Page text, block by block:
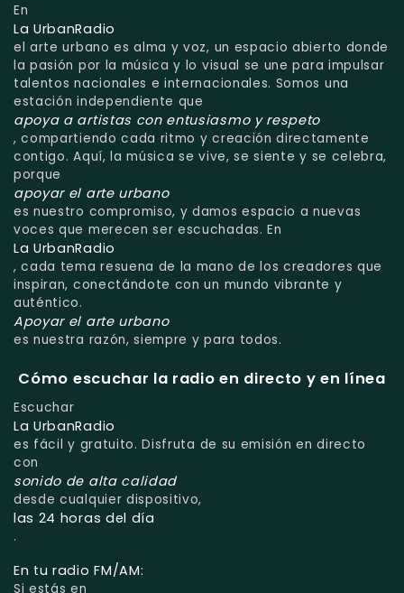
En
La UrbanRadio
el arte urbano es alma y voz, un espacio abierto donde
la pasión por la música y lo visual se une para impulsar
talentos nacionales e internacionales. Somos una
estación independiente que
apoya a artistas con entusiasmo y respeto
, compartiendo cada ritmo y creación directamente
contigo. Aquí, la música se vive, se siente y se celebra,
porque
apoyar el arte urbano
es nuestro compromiso, y damos espacio a nuevas
voces que merecen ser escuchadas. En
La UrbanRadio
, cada tema resuena de la mano de los creadores que
inspiran, conectándote con un mundo vibrante y
auténtico.
Apoyar el arte urbano
es nuestra razón, siempre y para todos.
Cómo escuchar la radio en directo y en línea
Escuchar
La UrbanRadio
es fácil y gratuito. Disfruta de su emisión en directo
con
sonido de alta calidad
desde cualquier dispositivo,
las 24 horas del día
.
En tu radio FM/AM:
Si estás en